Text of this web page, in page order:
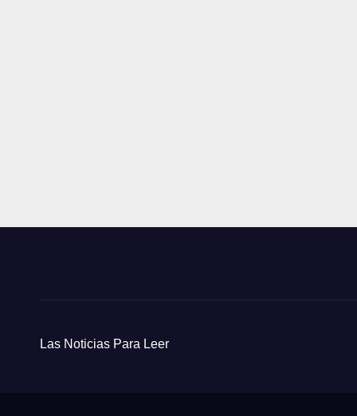
Las Noticias Para Leer